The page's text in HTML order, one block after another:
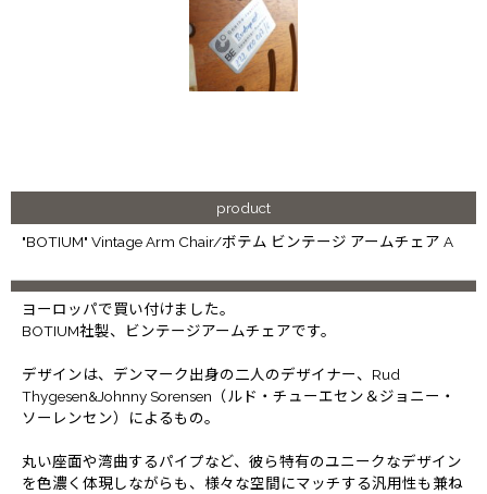
product
"BOTIUM" Vintage Arm Chair/ボテム ビンテージ アームチェア A
ヨーロッパで買い付けました。
BOTIUM社製、ビンテージアームチェアです。
デザインは、デンマーク出身の二人のデザイナー、Rud
Thygesen&Johnny Sorensen（ルド・チューエセン＆ジョニー・
ソーレンセン）によるもの。
丸い座面や湾曲するパイプなど、彼ら特有のユニークなデザイン
を色濃く体現しながらも、様々な空間にマッチする汎用性も兼ね